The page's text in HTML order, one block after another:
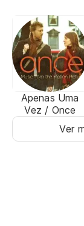
Apenas Uma
Vez / Once
Ver